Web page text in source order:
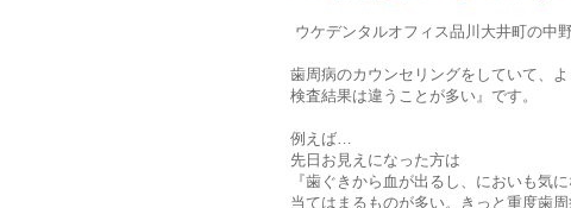
ウケデンタルオフィス品川大井町の中野
歯周病のカウンセリングをしていて、
検査結果は違うことが多い』です。
例えば…
先日お見えになった方は
『歯ぐきから血が出るし、においも気
当てはまるものが多い。きっと重度歯